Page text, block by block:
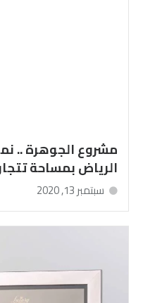
مشروع الجوهرة ..
الرياض بمساحة
سبتمبر 13, 2020